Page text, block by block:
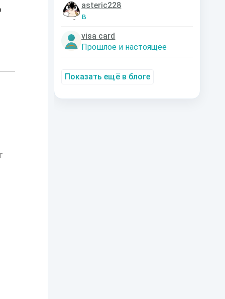
asteric228
в
visa card
Прошлое и настоящее
Показать ещё в блоге